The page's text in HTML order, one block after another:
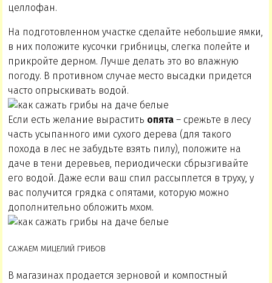
целлофан.
На подготовленном участке сделайте небольшие ямки,
в них положите кусочки грибницы, слегка полейте и
прикройте дерном. Лучше делать это во влажную
погоду. В противном случае место высадки придется
часто опрыскивать водой.
Если есть желание вырастить опята – срежьте в лесу
часть усыпанного ими сухого дерева (для такого
похода в лес не забудьте взять пилу), положите на
даче в тени деревьев, периодически сбрызгивайте
его водой. Даже если ваш спил рассыплется в труху, у
вас получится грядка с опятами, которую можно
дополнительно обложить мхом.
САЖАЕМ МИЦЕЛИЙ ГРИБОВ
В магазинах продается зерновой и компостный